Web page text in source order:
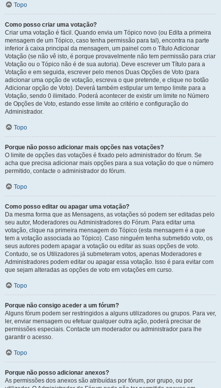
Topo
Como posso criar uma votação?
Criar uma votação é fácil. Quando envia um Tópico novo (ou Edita a primeira
mensagem de um Tópico, caso tenha permissão para tal), encontra na parte
inferior à caixa principal da mensagem, um painel com o Título Adicionar
Votação (se não vê isto, é porque provavelmente não tem permissão para criar
Votação ou o Tópico não é de sua autoria). Deve escrever um Título para a
Votação e em seguida, escrever pelo menos Duas Opções de Voto (para
adicionar uma opção de votação, escreva o que pretende, e clique no botão
Adicionar opção de Voto). Deverá também estipular um tempo limite para a
Votação, sendo 0 ilimitado. Poderá acontecer de existir um limite no Número
de Opções de Voto, estando esse limite ao critério e configuração do
Administrador.
Topo
Porque não posso adicionar mais opções nas votações?
O limite de opções das votações é fixado pelo administrador do fórum. Se
acha que precisa adicionar mais opções para a sua votação do que o número
permitido, contacte o administrador do fórum.
Topo
Como posso editar ou apagar uma votação?
Da mesma forma que as Mensagens, as votações só podem ser editadas pelo
seu autor, Moderadores ou Administradores do Fórum. Para editar uma
votação, clique na primeira mensagem do Tópico (esta mensagem é a que
tem a votação associada ao Tópico). Caso ninguém tenha submetido voto, os
seus autores podem apagar a votação ou editar as suas opções de voto.
Contudo, se os Utilizadores já submeteram votos, apenas Moderadores e
Administradores podem editar ou apagar essa votação. Isso é para evitar com
que sejam alteradas as opções de voto em votações em curso.
Topo
Porque não consigo aceder a um fórum?
Alguns fórum podem ser restringidos a alguns utilizadores ou grupos. Para ver,
ler, enviar mensagem ou efetuar qualquer outra ação, poderá precisar de
permissões especiais. Contacte um moderador ou administrador para lhe
garantir o acesso.
Topo
Porque não posso adicionar anexos?
As permissões dos anexos são atribuídas por fórum, por grupo, ou por